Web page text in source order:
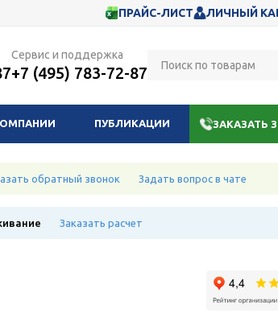
ПРАЙС-ЛИСТ ЛИЧНЫЙ
Сервис и поддержка
+7 (495) 783-72-87
ПУБЛИКАЦИИ ЗАКАЗАТЬ
обратный звонок Задать вопрос в чате
Заказать расчет